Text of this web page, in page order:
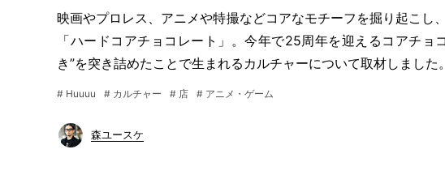
映画やプロレス、アニメや特撮などコアなモチーフを掘り起こし
「ハードコアチョコレート」。今年で25周年を迎えるコアチ
き”を突き詰めたことで生まれるカルチャーについて取材しました。
# Huuuu # カルチャー # 店 # アニメ・ゲーム
森ユースケ